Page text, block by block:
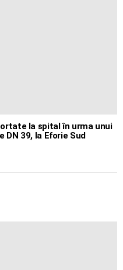
la spital în urma unui
39, la Eforie Sud